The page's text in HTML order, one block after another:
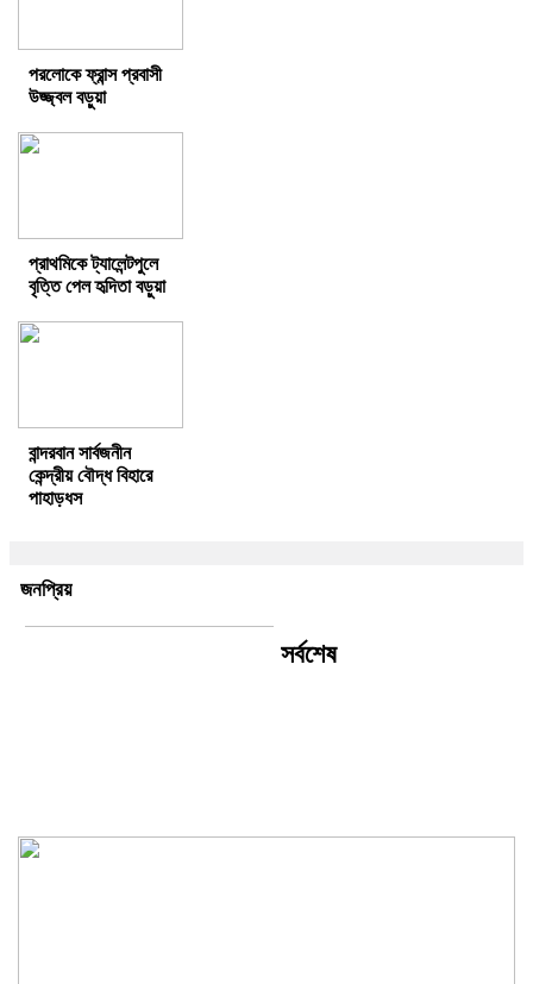
পরলোকে ফ্রান্স প্রবাসী
উজ্জ্বল বড়ুয়া
প্রাথমিকে ট্যালেন্টপুলে
বৃত্তি পেল হৃদিতা বড়ুয়া
বান্দরবান সার্বজনীন
কেন্দ্রীয় বৌদ্ধ বিহারে
পাহাড়ধস
জনপ্রিয়
সর্বশেষ